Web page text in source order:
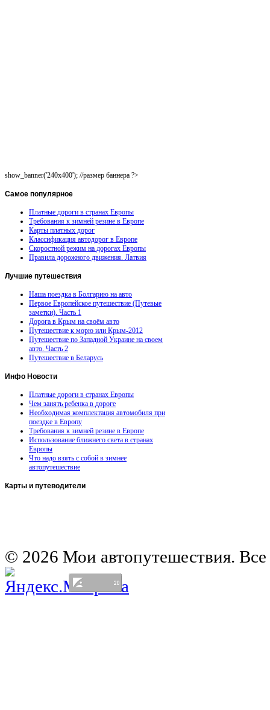
show_banner('240x400'); //размер баннера ?>
Самое популярное
Платные дороги в странах Европы
Требования к зимней резине в Европе
Карты платных дорог
Классификация автодорог в Европе
Скоростной режим на дорогах Европы
Правила дорожного движения. Латвия
Лучшие путешествия
Наша поездка в Болгарию на авто
Первое Европейское путешествие (Путевые
заметки). Часть 1
Дорога в Крым на своём авто
Путешествие к морю или Крым-2012
Путешествие по Западной Украине на своем
авто. Часть 2
Путешествие в Беларусь
Инфо Новости
Платные дороги в странах Европы
Чем занять ребенка в дороге
Необходимая комплектация автомобиля при
поездке в Европу
Требования к зимней резине в Европе
Использование ближнего света в странах
Европы
Что надо взять с собой в зимнее
автопутешествие
Карты и путеводители
© 2026 Мои автопутешествия.